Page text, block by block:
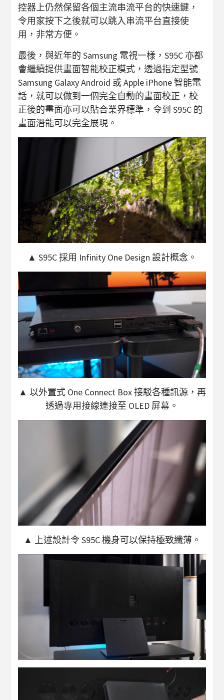
控器上仍然保留各個主流串流平台的快速鍵，
令用家按下之後就可以跳入串流平台直接使
用，非常方便。
最後，與近年的 Samsung 電視一樣，S95C 亦都
會繼續提供畫面智能校正模式，透過指定型號
Samsung Galaxy Android 或 Apple iPhone 智能電
話，就可以做到一個完全自動的畫面校正，校
正後的畫面亦可以貼合業界標準，令到 S95C 的
畫面潛能可以完全展現。
▲ S95C 採用 Infinity One Design 設計概念。
▲ 以外置式 One Connect Box 接駁各種訊源，再
透過專用接線連接至 OLED 屏幕。
▲ 上述設計令 S95C 機身可以保持極致纖薄。